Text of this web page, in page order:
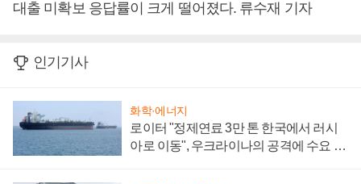
대출 미확보 응답률이 크게 떨어졌다. 류수재 기자
인기기사
화학·에너지
로이터 "정제연료 3만 톤 한국에서 러시
아로 이동", 우크라이나의 공격에 수요 늘